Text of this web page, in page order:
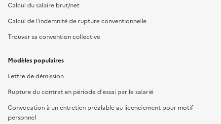
Calcul du salaire brut/net
Calcul de l'indemnité de rupture conventionnelle
Trouver sa convention collective
Modèles populaires
Lettre de démission
Rupture du contrat en période d'essai par le salarié
Convocation à un entretien préalable au licenciement pour motif
personnel